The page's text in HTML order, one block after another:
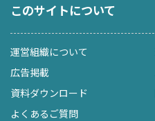
このサイトについて
運営組織について
広告掲載
資料ダウンロード
よくあるご質問